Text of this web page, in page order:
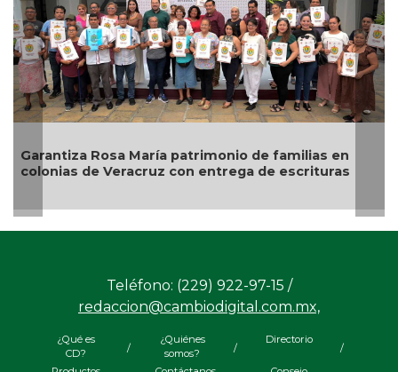
Descarta Nahle motivos políticos en desafuero de
alcaldes de MC
Teléfono: (229) 922-97-15 /
redaccion@cambiodigital.com.mx,
¿Qué es
CD?
/
¿Quiénes
somos?
/
Directorio
/